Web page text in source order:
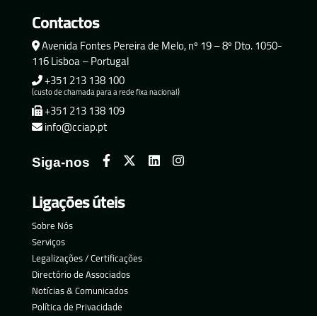
Contactos
Avenida Fontes Pereira de Melo, nº 19 – 8º Dto. 1050-
116 Lisboa – Portugal
+351 213 138 100
(custo de chamada para a rede fixa nacional)
+351 213 138 109
info@cciap.pt
Siga-nos
Ligações úteis
Sobre Nós
Serviços
Legalizações / Certificações
Directório de Associados
Notícias & Comunicados
Política de Privacidade